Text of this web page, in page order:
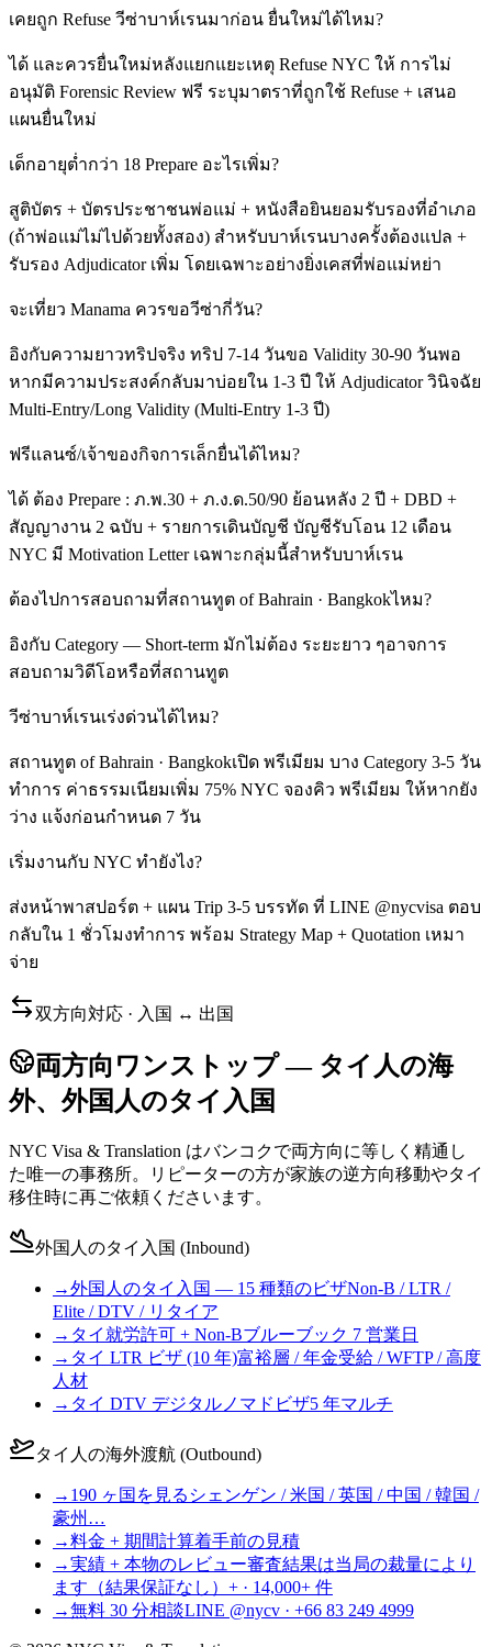
เคยถูก Refuse วีซ่าบาห์เรนมาก่อน ยื่นใหม่ได้ไหม?
ได้ และควรยื่นใหม่หลังแยกแยะเหตุ Refuse NYC ให้ การไม่
อนุมัติ Forensic Review ฟรี ระบุมาตราที่ถูกใช้ Refuse + เสนอ
แผนยื่นใหม่
เด็กอายุต่ำกว่า 18 Prepare อะไรเพิ่ม?
สูติบัตร + บัตรประชาชนพ่อแม่ + หนังสือยินยอมรับรองที่อำเภอ
(ถ้าพ่อแม่ไม่ไปด้วยทั้งสอง) สำหรับบาห์เรนบางครั้งต้องแปล +
รับรอง Adjudicator เพิ่ม โดยเฉพาะอย่างยิ่งเคสที่พ่อแม่หย่า
จะเที่ยว Manama ควรขอวีซ่ากี่วัน?
อิงกับความยาวทริปจริง ทริป 7-14 วันขอ Validity 30-90 วันพอ
หากมีความประสงค์กลับมาบ่อยใน 1-3 ปี ให้ Adjudicator วินิจฉัย
Multi-Entry/Long Validity (Multi-Entry 1-3 ปี)
ฟรีแลนซ์/เจ้าของกิจการเล็กยื่นได้ไหม?
ได้ ต้อง Prepare : ภ.พ.30 + ภ.ง.ด.50/90 ย้อนหลัง 2 ปี + DBD +
สัญญางาน 2 ฉบับ + รายการเดินบัญชี บัญชีรับโอน 12 เดือน
NYC มี Motivation Letter เฉพาะกลุ่มนี้สำหรับบาห์เรน
ต้องไปการสอบถามที่สถานทูต of Bahrain · Bangkokไหม?
อิงกับ Category — Short-term มักไม่ต้อง ระยะยาว ๆอาจการ
สอบถามวิดีโอหรือที่สถานทูต
วีซ่าบาห์เรนเร่งด่วนได้ไหม?
สถานทูต of Bahrain · Bangkokเปิด พรีเมียม บาง Category 3-5 วัน
ทำการ ค่าธรรมเนียมเพิ่ม 75% NYC จองคิว พรีเมียม ให้หากยัง
ว่าง แจ้งก่อนกำหนด 7 วัน
เริ่มงานกับ NYC ทำยังไง?
ส่งหน้าพาสปอร์ต + แผน Trip 3-5 บรรทัด ที่ LINE @nycvisa ตอบ
กลับใน 1 ชั่วโมงทำการ พร้อม Strategy Map + Quotation เหมา
จ่าย
双方向対応 · 入国 ↔ 出国
両方向ワンストップ — タイ人の海
外、外国人のタイ入国
NYC Visa & Translation はバンコクで両方向に等しく精通し
た唯一の事務所。リピーターの方が家族の逆方向移動やタイ
移住時に再ご依頼くださいます。
外国人のタイ入国 (Inbound)
→外国人のタイ入国 — 15 種類のビザNon-B / LTR /
Elite / DTV / リタイア
→ タイ就労許可 + Non-Bブルーブック 7 営業日
→ タイ LTR ビザ (10 年)富裕層 / 年金受給 / WFTP / 高度
人材
→ タイ DTV デジタルノマドビザ5 年マルチ
タイ人の海外渡航 (Outbound)
→ 190 ヶ国を見る シェンゲン / 米国 / 英国 / 中国 / 韓国 /
豪州…
→料金 + 期間計算着手前の見積
→実績 + 本物のレビュー審査結果は当局の裁量により
ます（結果保証なし）+ · 14,000+ 件
→無料 30 分相談LINE @nycv · +66 83 249 4999